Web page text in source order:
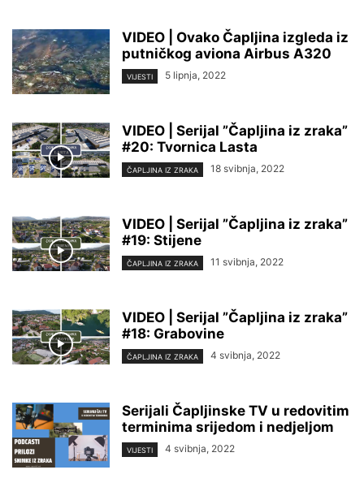
VIDEO | Ovako Čapljina izgleda iz
putničkog aviona Airbus A320
VIJESTI 5 lipnja, 2022
VIDEO | Serijal ”Čapljina iz zraka”
#20: Tvornica Lasta
ČAPLJINA IZ ZRAKA 18 svibnja, 2022
VIDEO | Serijal ”Čapljina iz zraka”
#19: Stijene
ČAPLJINA IZ ZRAKA 11 svibnja, 2022
VIDEO | Serijal ”Čapljina iz zraka”
#18: Grabovine
ČAPLJINA IZ ZRAKA 4 svibnja, 2022
Serijali Čapljinske TV u redovitim
terminima srijedom i nedjeljom
VIJESTI 4 svibnja, 2022